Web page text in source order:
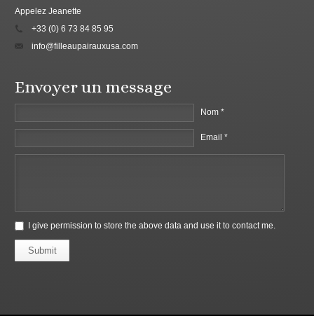
Appelez Jeanette
+33 (0) 6 73 84 85 95
info@filleaupairauxusa.com
Envoyer un message
Nom *
Email *
I give permission to store the above data and use it to contact me.
Submit